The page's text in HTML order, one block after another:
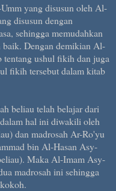
yang disusun oleh Al-
disusun dengan
sehingga memudahkan
baik. Dengan demikian Al-
ushul fikih dan juga
fikih tersebut dalam kitab
beliau telah belajar dari
hal ini diwakili oleh
dan madrosah Ar-Ro'yu
bin Al-Hasan Asy-
Maka Al-Imam Asy-
madrosah ini sehingga